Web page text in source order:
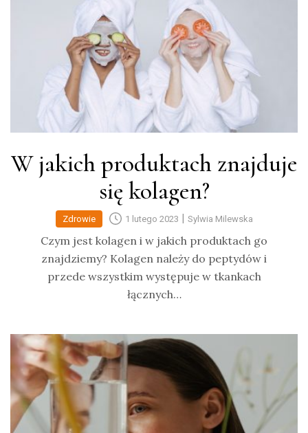
W jakich produktach znajduje
się kolagen?
Zdrowie 1 lutego 2023 | Sylwia Milewska
Czym jest kolagen i w jakich produktach go
znajdziemy? Kolagen należy do peptydów i
przede wszystkim występuje w tkankach
łącznych…